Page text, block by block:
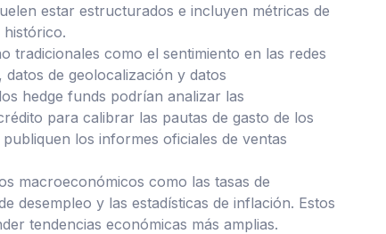
estar estructurados e incluyen métricas de
tradicionales como el sentimiento en las redes
de geolocalización y datos
hedge funds podrían analizar las
para calibrar las pautas de gasto de los
los informes oficiales de ventas
macroeconómicos como las tasas de
desempleo y las estadísticas de inflación. Estos
tendencias económicas más amplias.